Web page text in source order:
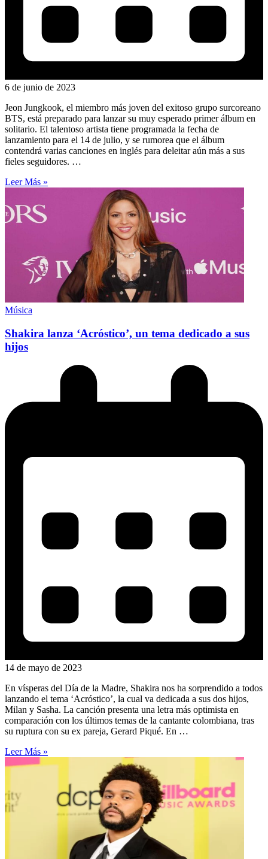
6 de junio de 2023
Jeon Jungkook, el miembro más joven del exitoso grupo surcoreano
BTS, está preparado para lanzar su muy esperado primer álbum en
solitario. El talentoso artista tiene programada la fecha de
lanzamiento para el 14 de julio, y se rumorea que el álbum
contendrá varias canciones en inglés para deleitar aún más a sus
fieles seguidores. …
Leer Más »
Música
Shakira lanza ‘Acróstico’, un tema dedicado a sus
hijos
14 de mayo de 2023
En vísperas del Día de la Madre, Shakira nos ha sorprendido a todos
lanzando el tema ‘Acróstico’, la cual va dedicada a sus dos hijos,
Milan y Sasha. La canción presenta una letra más optimista en
comparación con los últimos temas de la cantante colombiana, tras
su ruptura con su ex pareja, Gerard Piqué. En …
Leer Más »